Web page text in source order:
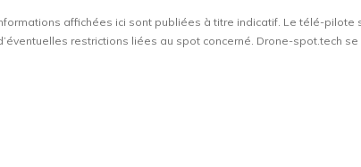
affichées ici sont publiées à titre indicatif. Le télé-
restrictions liées au spot concerné. Drone-spot.tech